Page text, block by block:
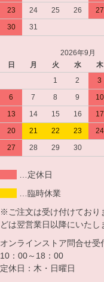
23
24 25 26 27
30
31
2026年9月
日
月 火 水 木
1
2 3
6
7 8 9 10
13
14 15 16 17
20
21 22 23 24
27
28 29 30
…定休日
…臨時休業
※ご注文は受け付けており
どは翌営業日以降にいたし
オンラインストア問合せ受
10：00～18：00
定休日：木・日曜日